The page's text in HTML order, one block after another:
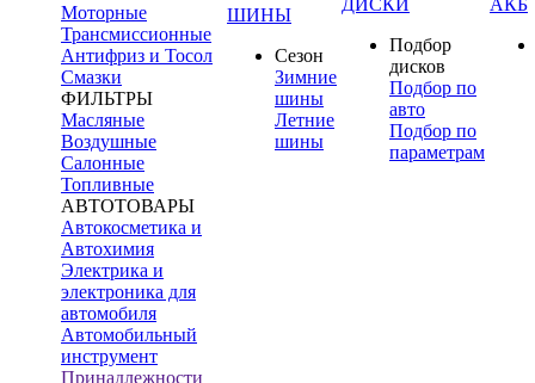
Моторные
Трансмиссионные
Антифриз и Тосол
Смазки
ФИЛЬТРЫ
Масляные
Воздушные
Салонные
Топливные
АВТОТОВАРЫ
Автокосметика и
Автохимия
Электрика и
электроника для
автомобиля
Автомобильный
инструмент
Принадлежности
ШИНЫ
Сезон
Зимние
шины
Летние
шины
Подбор
дисков
Подбор по
авто
Подбор по
параметрам